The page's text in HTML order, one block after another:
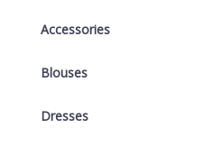
Accessories
Blouses
Dresses